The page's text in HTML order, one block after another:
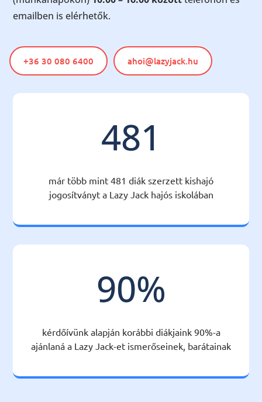
emailben is elérhetők.
+36 30 080 6400 ahoi@lazyjack.hu
481
már több mint 481 diák szerzett kishajó
jogosítványt a Lazy Jack hajós iskolában
90%
kérdőívünk alapján korábbi diákjaink 90%-a
ajánlaná a Lazy Jack-et ismerőseinek, barátainak